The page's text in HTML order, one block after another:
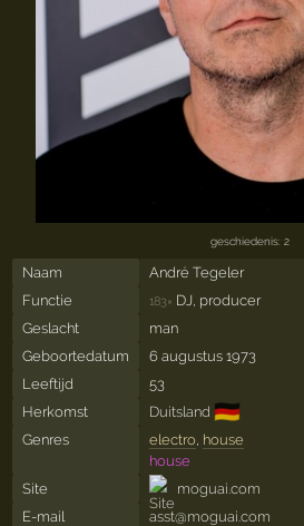
geschiedenis: 2
Naam
André Tegeler
Functie
183× DJ, producer
Geslacht
man
Geboortedatum
6 augustus 1973
Leeftijd
53
Herkomst
Duitsland 🇩🇪
Genres electro, house
house
Site
moguai.com
E-mail
asst@moguai.com